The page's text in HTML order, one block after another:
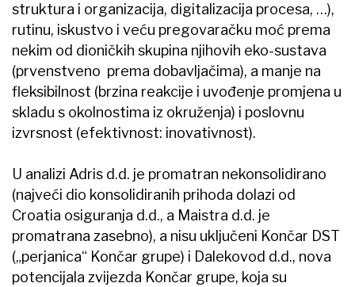
struktura i organizacija, digitalizacija procesa, …),
rutinu, iskustvo i veću pregovaračku moć prema
nekim od dioničkih skupina njihovih eko-sustava
(prvenstveno prema dobavljačima), a manje na
fleksibilnost (brzina reakcije i uvođenje promjena u
skladu s okolnostima iz okruženja) i poslovnu
izvrsnost (efektivnost: inovativnost).
U analizi Adris d.d. je promatran nekonsolidirano
(najveći dio konsolidiranih prihoda dolazi od
Croatia osiguranja d.d., a Maistra d.d. je
promatrana zasebno), a nisu uključeni Končar DST
(„perjanica“ Končar grupe) i Dalekovod d.d., nova
potencijala zvijezda Končar grupe, koja su